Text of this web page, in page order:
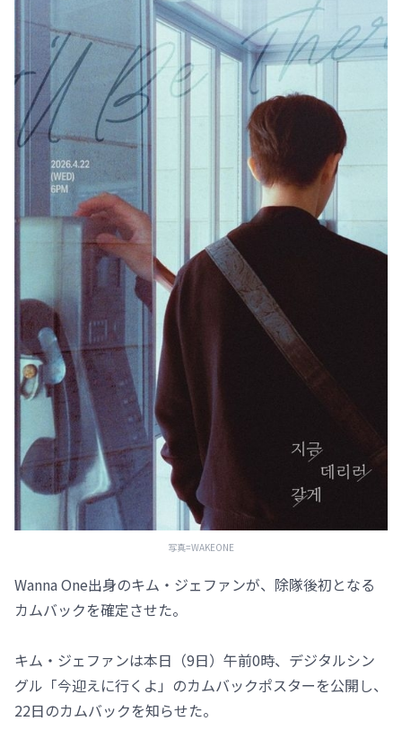
写真=WAKEONE
Wanna One出身のキム・ジェファンが、除隊後初となる
カムバックを確定させた。
キム・ジェファンは本日（9日）午前0時、デジタルシン
グル「今迎えに行くよ」のカムバックポスターを公開し、
22日のカムバックを知らせた。